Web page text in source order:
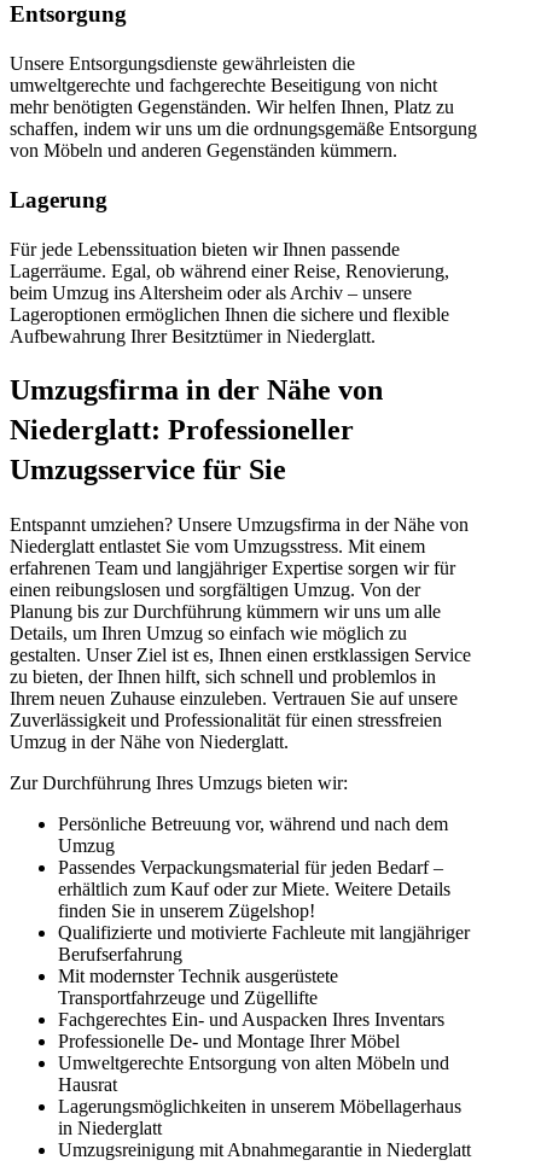
Entsorgung
Unsere Entsorgungsdienste gewährleisten die
umweltgerechte und fachgerechte Beseitigung von nicht
mehr benötigten Gegenständen. Wir helfen Ihnen, Platz zu
schaffen, indem wir uns um die ordnungsgemäße Entsorgung
von Möbeln und anderen Gegenständen kümmern.
Lagerung
Für jede Lebenssituation bieten wir Ihnen passende
Lagerräume. Egal, ob während einer Reise, Renovierung,
beim Umzug ins Altersheim oder als Archiv – unsere
Lageroptionen ermöglichen Ihnen die sichere und flexible
Aufbewahrung Ihrer Besitztümer in Niederglatt.
Umzugsfirma in der Nähe von
Niederglatt: Professioneller
Umzugsservice für Sie
Entspannt umziehen? Unsere Umzugsfirma in der Nähe von
Niederglatt entlastet Sie vom Umzugsstress. Mit einem
erfahrenen Team und langjähriger Expertise sorgen wir für
einen reibungslosen und sorgfältigen Umzug. Von der
Planung bis zur Durchführung kümmern wir uns um alle
Details, um Ihren Umzug so einfach wie möglich zu
gestalten. Unser Ziel ist es, Ihnen einen erstklassigen Service
zu bieten, der Ihnen hilft, sich schnell und problemlos in
Ihrem neuen Zuhause einzuleben. Vertrauen Sie auf unsere
Zuverlässigkeit und Professionalität für einen stressfreien
Umzug in der Nähe von Niederglatt.
Zur Durchführung Ihres Umzugs bieten wir:
Persönliche Betreuung vor, während und nach dem
Umzug
Passendes Verpackungsmaterial für jeden Bedarf –
erhältlich zum Kauf oder zur Miete. Weitere Details
finden Sie in unserem Zügelshop!
Qualifizierte und motivierte Fachleute mit langjähriger
Berufserfahrung
Mit modernster Technik ausgerüstete
Transportfahrzeuge und Zügellifte
Fachgerechtes Ein- und Auspacken Ihres Inventars
Professionelle De- und Montage Ihrer Möbel
Umweltgerechte Entsorgung von alten Möbeln und
Hausrat
Lagerungsmöglichkeiten in unserem Möbellagerhaus
in Niederglatt
Umzugsreinigung mit Abnahmegarantie in Niederglatt